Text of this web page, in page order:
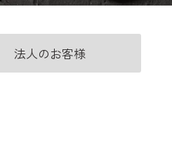
法人のお客様